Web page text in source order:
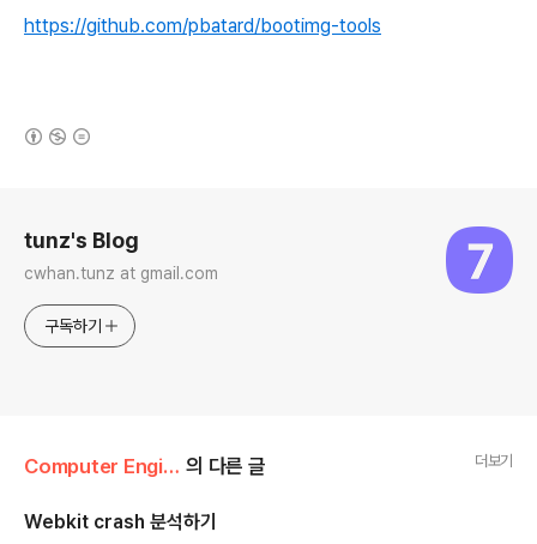
https://github.com/pbatard/bootimg-tools
tunz's Blog
cwhan.tunz at gmail.com
구독하기
Computer Engineering/Android 의 다른 글 더보기
Webkit crash 분석하기